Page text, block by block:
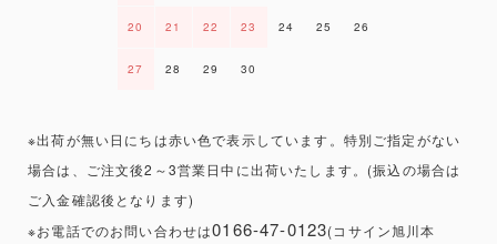
20 21 22 23 24 25 26
27 28 29 30
※出荷が無い日にちは赤い色で表示しています。特別ご指定がない
場合は、ご注文後2～3営業日中に出荷いたします。(振込の場合は
ご入金確認後となります)
※お電話でのお問い合わせは0166-47-0123(コサイン旭川本